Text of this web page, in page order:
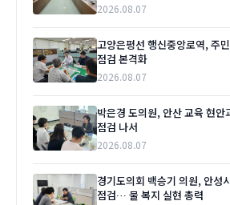
2026.08.07
고양은평선 행신중앙로역, 주
점검 본격화
2026.08.07
박은경 도의원, 안산 교육 현안
점검 나서
2026.08.07
경기도의회 백승기 의원, 안성
점검… 물 복지 실현 총력